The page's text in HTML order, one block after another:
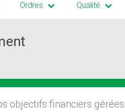
Ordres Qualité
objectifs financiers